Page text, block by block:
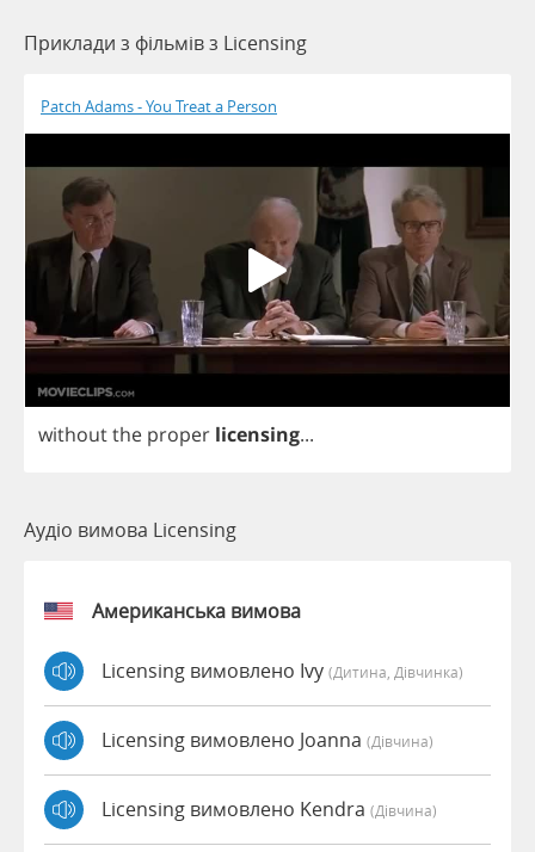
Приклади з фільмів з Licensing
Patch Adams - You Treat a Person
withoutthe proper licensing...
Аудіо вимова Licensing
Американська вимова
Licensing вимовлено Ivy (дитина, Дівчинка)
Licensing вимовлено Joanna (дівчина)
Licensing вимовлено Kendra (дівчина)